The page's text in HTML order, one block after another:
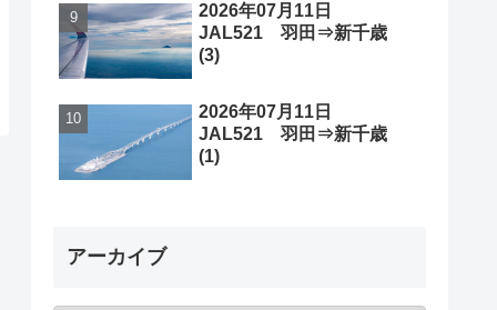
2026年07月11日
JAL521 羽田⇒新千歳
(3)
2026年07月11日
JAL521 羽田⇒新千歳
(1)
アーカイブ